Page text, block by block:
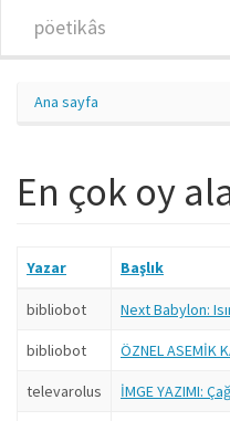
pöetikâs
Ana sayfa
En çok oy
Yazar Başlık
bibliobot Next Babylon:
bibliobot ÖZNEL ASEMİK
televarolus İMGE YAZIMI: